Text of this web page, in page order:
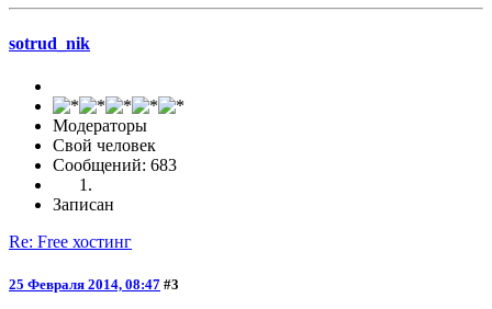
sotrud_nik
Модераторы
Свой человек
Сообщений: 683
Записан
Re: Free хостинг
25 Февраля 2014, 08:47 #3